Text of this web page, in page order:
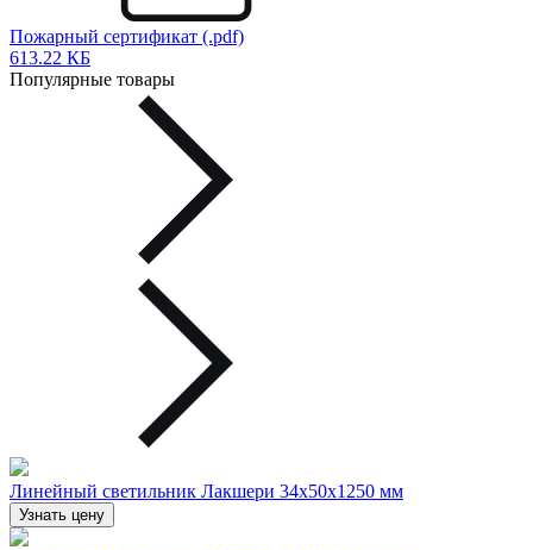
Пожарный сертификат (.pdf)
613.22 КБ
Популярные товары
Линейный светильник Лакшери 34х50х1250 мм
Узнать цену